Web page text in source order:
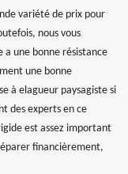
variété de prix pour
nous vous
a une bonne résistance
une bonne
à elagueur paysagiste si
des experts en ce
est assez important
financièrement,